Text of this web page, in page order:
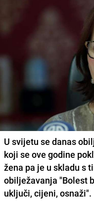
U svijetu se danas
koji se ove godine
žena pa je u skladu s
obilježavanja "Bolest
uključi, cijeni, osnaži".